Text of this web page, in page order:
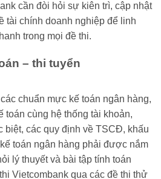
cần đòi hỏi sự kiên trì, cập nhật
tài chính doanh nghiệp để linh
trong mọi đề thi.
– thi tuyển
chuẩn mực kế toán ngân hàng,
toán cùng hệ thống tài khoản,
các quy định về TSCĐ, khấu
toán ngân hàng phải được nắm
lý thuyết và bài tập tính toán
Vietcombank qua các đề thi thử